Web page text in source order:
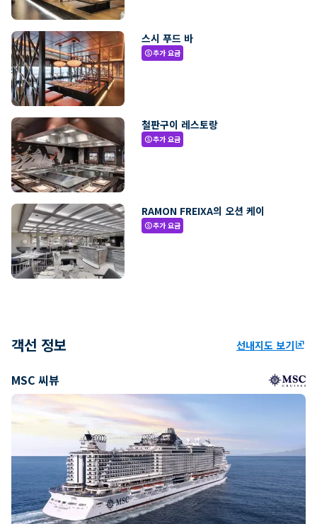
스시 푸드 바
paid추가 요금
철판구이 레스토랑
paid추가 요금
RAMON FREIXA의 오션 케이
paid추가 요금
객선 정보 선내지도 보기ungroup
MSC 씨뷰